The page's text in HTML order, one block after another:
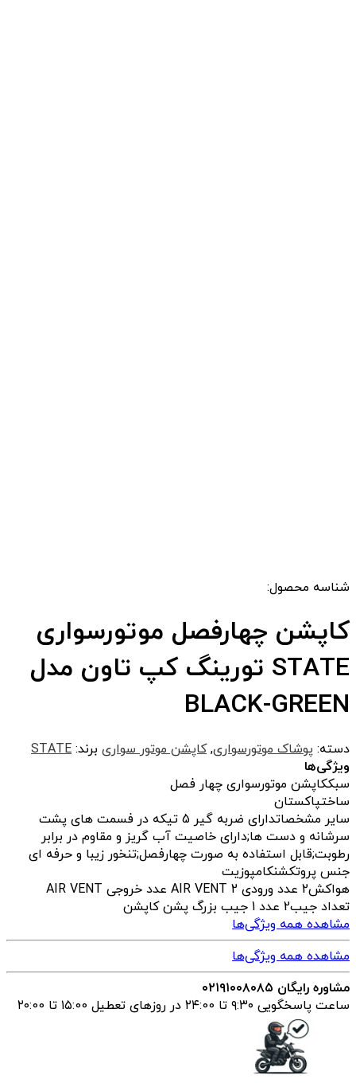
شناسه محصول:
کاپشن چهارفصل موتورسواری
STATE تورینگ کپ تاون مدل
BLACK-GREEN
دسته: پوشاک موتورسواری,کاپشن موتور سواری برند: STATE
ویژگی‌ها
سبککاپشن موتورسواری چهار فصل
ساختپاکستان
سایر مشخصات
دارای ضربه گیر 5 تیکه در فسمت های پشت
سرشانه و دست ها;دارای خاصیت آب گریز و مقاوم در برابر
رطوبت;قابل استفاده به صورت چهارفصل;تنخور زیبا و حرفه ای
جنس پروتکشنکامپوزیت
هواکش2 عدد ورودی AIR VENT 2 عدد خروجی AIR VENT
تعداد جیب2 عدد 1 جیب بزرگ پشن کاپشن
مشاهده همه ویژگی‌ها
مشاهده همه ویژگی‌ها
مشاوره رایگان ۰۲۱۹۱۰۰۸۰۸۵
ساعت پاسخگویی ۹:۳۰ تا ۲۴:00 در روزهای تعطیل ۱۵:00 تا ۲۰:00